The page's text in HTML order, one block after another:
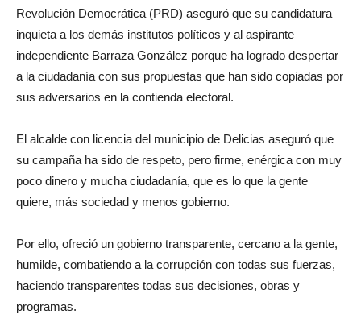
Revolución Democrática (PRD) aseguró que su candidatura
inquieta a los demás institutos políticos y al aspirante
independiente Barraza González porque ha logrado despertar
a la ciudadanía con sus propuestas que han sido copiadas por
sus adversarios en la contienda electoral.
El alcalde con licencia del municipio de Delicias aseguró que
su campaña ha sido de respeto, pero firme, enérgica con muy
poco dinero y mucha ciudadanía, que es lo que la gente
quiere, más sociedad y menos gobierno.
Por ello, ofreció un gobierno transparente, cercano a la gente,
humilde, combatiendo a la corrupción con todas sus fuerzas,
haciendo transparentes todas sus decisiones, obras y
programas.